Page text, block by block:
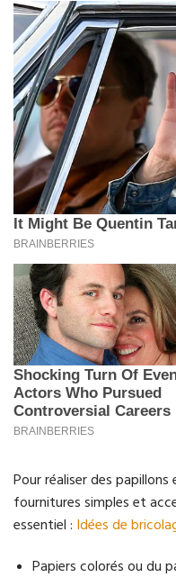
Pour réaliser des
fournitures simples et
essentiel : Idées de
Papiers colorés ou du